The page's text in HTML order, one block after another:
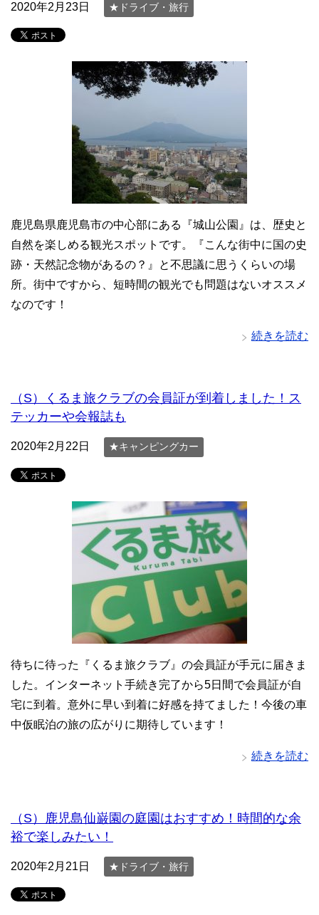
2020年2月23日 ★ドライブ・旅行
鹿児島県鹿児島市の中心部にある『城山公園』は、歴史と
自然を楽しめる観光スポットです。『こんな街中に国の史
跡・天然記念物があるの？』と不思議に思うくらいの場
所。街中ですから、短時間の観光でも問題はないオススメ
なのです！
続きを読む
（S）くるま旅クラブの会員証が到着しました！ス
テッカーや会報誌も
2020年2月22日 ★キャンピングカー
待ちに待った『くるま旅クラブ』の会員証が手元に届きま
した。インターネット手続き完了から5日間で会員証が自
宅に到着。意外に早い到着に好感を持てました！今後の車
中仮眠泊の旅の広がりに期待しています！
続きを読む
（S）鹿児島仙巌園の庭園はおすすめ！時間的な余
裕で楽しみたい！
2020年2月21日 ★ドライブ・旅行